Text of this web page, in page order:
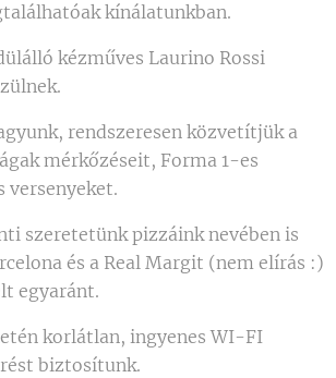
kínálatunkban.
kézműves Laurino Rossi
rendszeresen közvetítjük a
mérkőzéseit, Forma 1-es
versenyeket.
szeretetünk pizzáink nevében is
és a Real Margit (nem elírás :)
egyaránt.
korlátlan, ingyenes WI-FI
biztosítunk.